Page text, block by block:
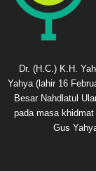
Dr. (H.C.) K.H.
Yahya (lahir 16
Besar Nahdlatul
pada masa
Gus